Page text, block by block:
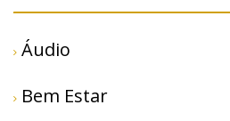
Áudio
Bem Estar